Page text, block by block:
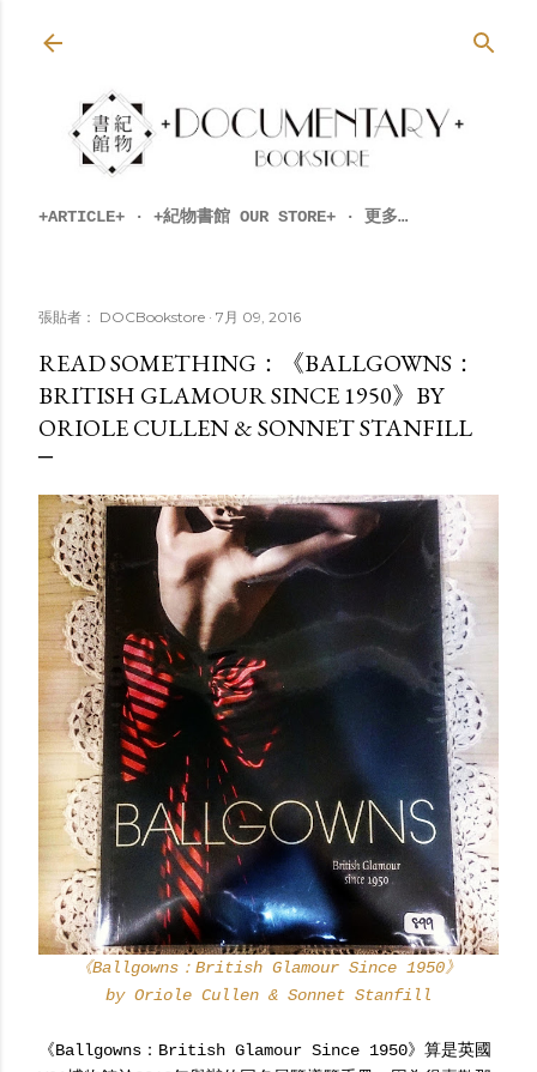
+ARTICLE+ +紀物書館 OUR STORE+ 更多…
張貼者： DOCBookstore 7月 09, 2016
READ SOMETHING：《BALLGOWNS：
BRITISH GLAMOUR SINCE 1950》BY
ORIOLE CULLEN & SONNET STANFILL
《Ballgowns：British Glamour Since 1950》
by Oriole Cullen & Sonnet Stanfill
《Ballgowns：British Glamour Since 1950》算是英國